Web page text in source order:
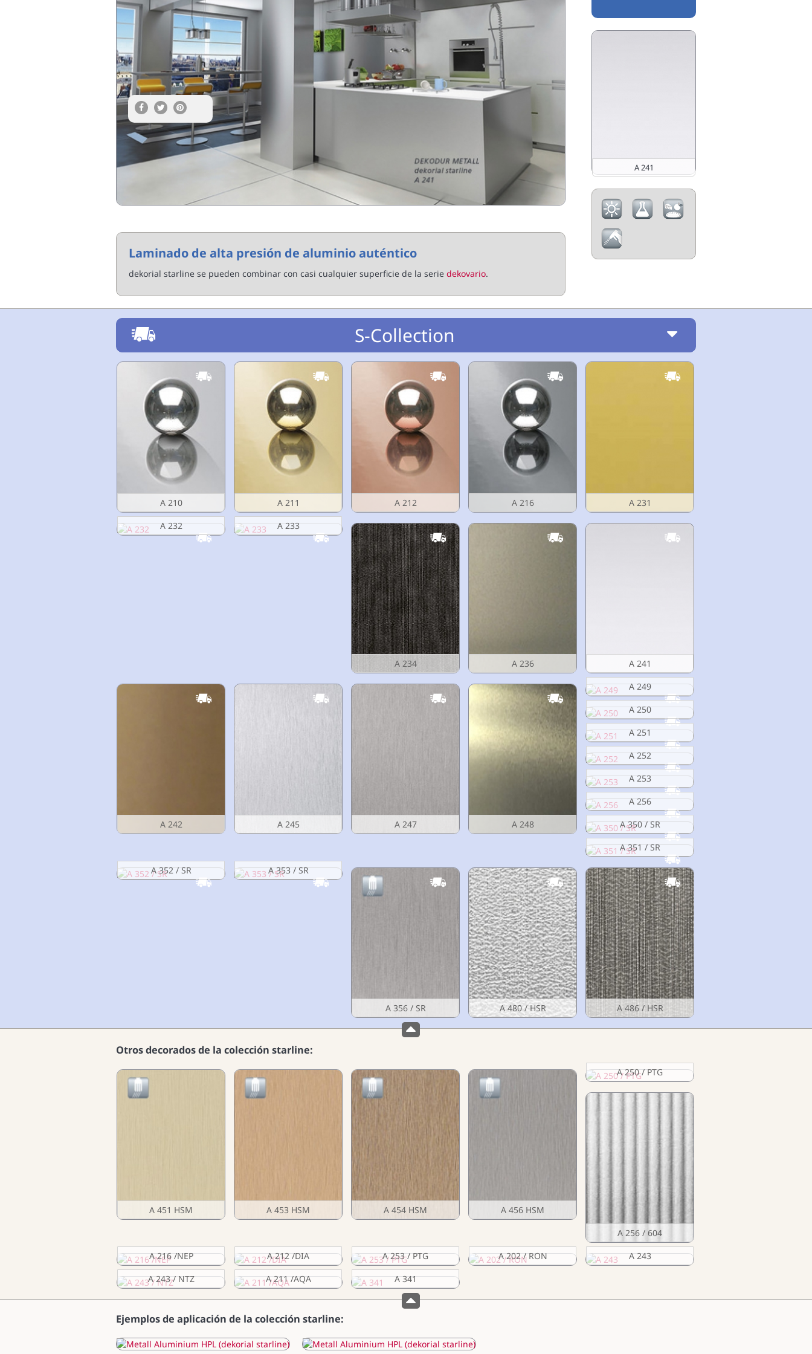
Laminado de alta presión de aluminio auténtico
dekorial starline se pueden combinar con casi cualquier superficie de la serie dekovario.
A 241
S-Collection
A 210 A 211 A 212 A 216
A 231
A 232
A 233
A 234 A 236 A 241
A 242 A 245 A 247 A 248
A 249
A 250
A 251
A 252
A 253
A 256
A 350 / SR
A 351 / SR
A 352 / SR
A 353 / SR
A 356 / SR A 480 / HSR A 486 / HSR
Otros decorados de la colección starline:
A 451 HSM A 453 HSM A 454 HSM A 456 HSM
A 250 / PTG
A 256 / 604
A 216 /NEP
A 212 /DIA A 253 / PTG A 202 / RON
A 243
A 243 / NTZ
A 211 /AQA A 341
Ejemplos de aplicación de la colección starline: